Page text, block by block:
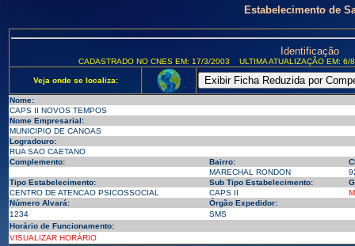
Estabelecimento de
Identificação
CADASTRADO NO CNES EM: 17/3/2003 ULTIMA ATUALIZAÇÃO EM:
Veja onde se localiza:
Nome:
CAPS II NOVOS TEMPOS
Nome Empresarial:
MUNICIPIO DE CANOAS
Logradouro:
RUA SAO CAETANO
Complemento:
Bairro:
MARECHAL RONDON
Tipo Estabelecimento:
Sub Tipo Estabelecimento:
CENTRO DE ATENCAO PSICOSSOCIAL
CAPS II
Número Alvará:
Órgão Expedidor:
1234
SMS
Horário de Funcionamento:
VISUALIZAR HORÁRIO